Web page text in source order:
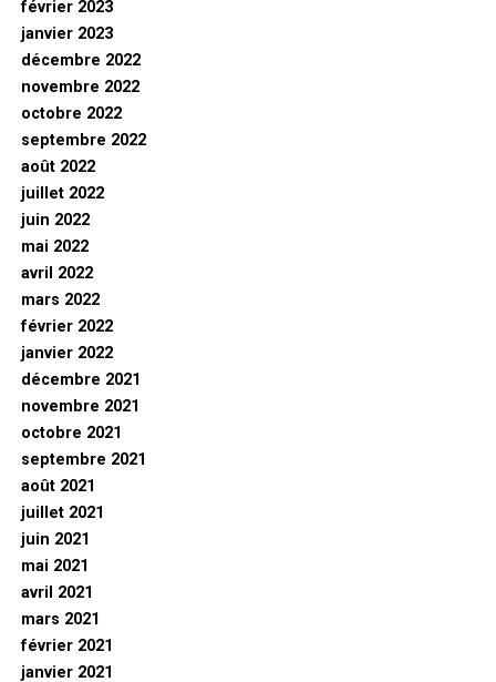
février 2023
janvier 2023
décembre 2022
novembre 2022
octobre 2022
septembre 2022
août 2022
juillet 2022
juin 2022
mai 2022
avril 2022
mars 2022
février 2022
janvier 2022
décembre 2021
novembre 2021
octobre 2021
septembre 2021
août 2021
juillet 2021
juin 2021
mai 2021
avril 2021
mars 2021
février 2021
janvier 2021